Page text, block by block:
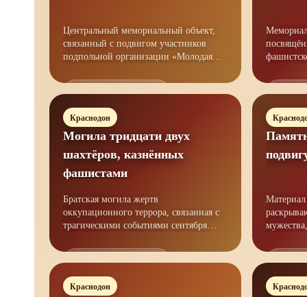
Центральный мемориальный объект,
связанный с подвигом участников
подпольной организации «Молодая
Открыть материал →
фашистского
Краснодон
Могила тридцати двух
шахтёров, казнённых
фашистами
Братская могила жертв
оккупационного террора, связанная с
трагическими событиями сентября
Открыть материал →
мужества, общественной
Краснодон